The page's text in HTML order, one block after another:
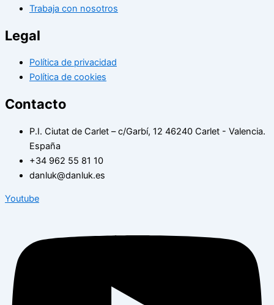
Trabaja con nosotros
Legal
Política de privacidad
Política de cookies
Contacto
P.I. Ciutat de Carlet – c/Garbí, 12 46240 Carlet - Valencia.
España
+34 962 55 81 10
danluk@danluk.es
Youtube